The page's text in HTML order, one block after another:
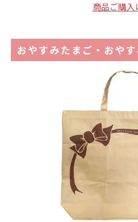
商品ご購入
おやすみたまご・おや